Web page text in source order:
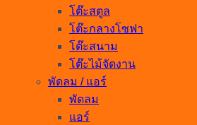
โต๊ะสตูล
โต๊ะกลางโซฟา
โต๊ะสนาม
โต๊ะไม้จัดงาน
พัดลม / แอร์
พัดลม
แอร์